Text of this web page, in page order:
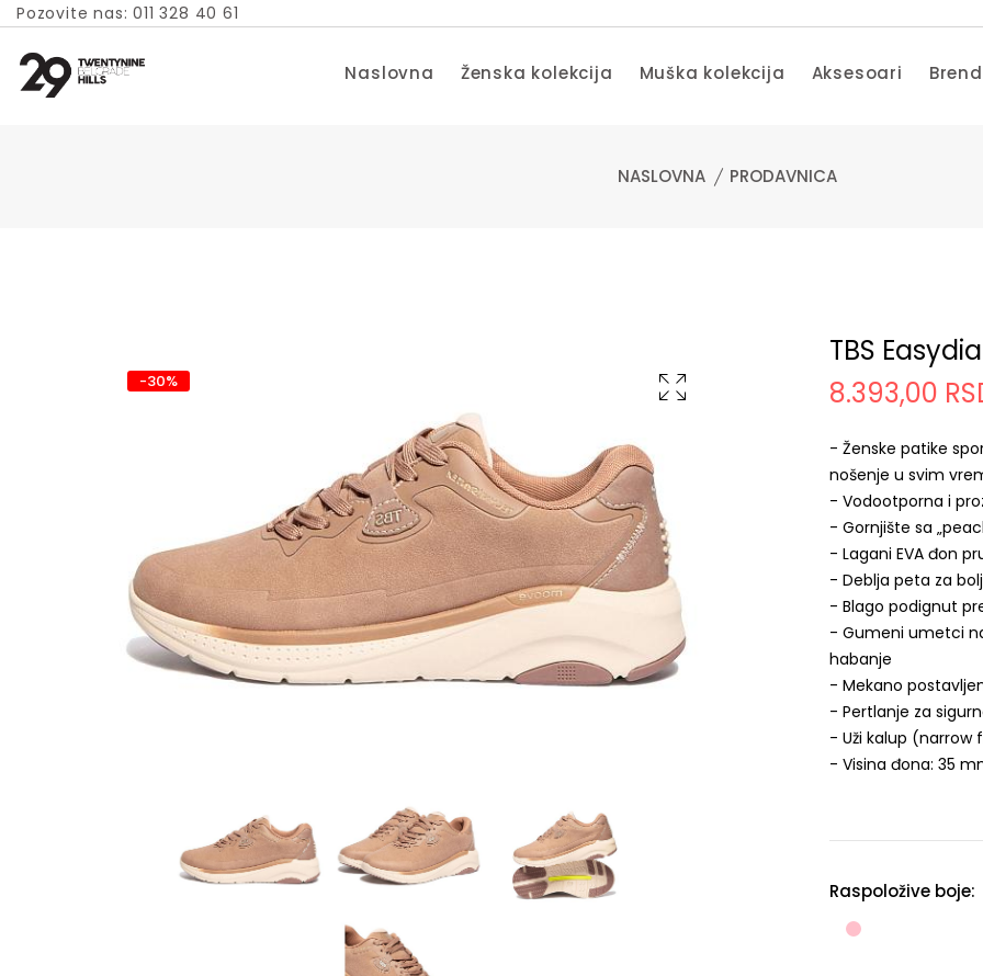
Pozovite nas: 011 328 40 61
Naslovna Ženska kolekcija Muška kolekcija Aksesoari
NASLOVNA PRODAVNICA
-30%
TBS
8.393,00
- Ženske patike
nošenje u svim
- Vodootporna i
- Gornjište sa
- Lagani EVA đon
- Deblja peta za
- Blago podignut
- Gumeni umetci
habanje
- Mekano
- Pertlanje za
- Uži kalup (narrow
- Visina đona: 35
Raspoložive boje: